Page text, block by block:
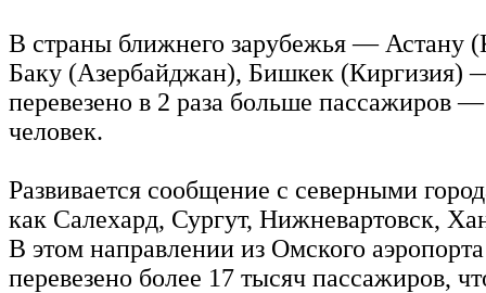
В страны ближнего зарубежья — Астану
Баку (Азербайджан), Бишкек (Киргизия)
перевезено в 2 раза больше пассажиров
человек.
Развивается сообщение с северными
как Салехард, Сургут, Нижневартовск,
В этом направлении из Омского
перевезено более 17 тысяч пассажиров,